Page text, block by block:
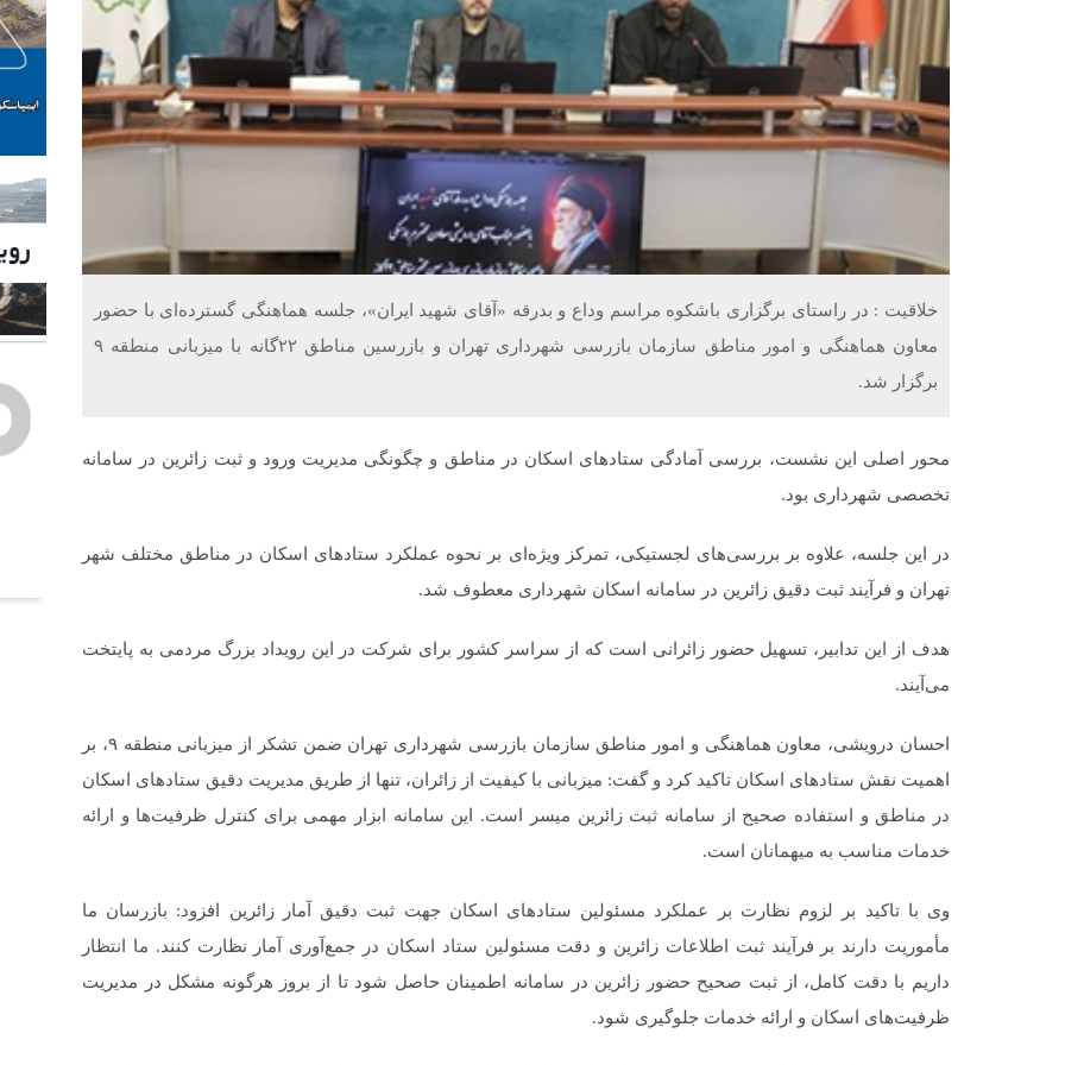
خلاقیت : در راستای برگزاری باشکوه مراسم وداع و بدرقه «آقای شهید ایران»، جلسه هماهنگی گسترده‌ای با حضور
معاون هماهنگی و امور مناطق سازمان بازرسی شهرداری تهران و بازرسین مناطق ۲۲گانه با میزبانی منطقه ۹
برگزار شد.
محور اصلی این نشست، بررسی آمادگی ستادهای اسکان در مناطق و چگونگی مدیریت ورود و ثبت زائرین در سامانه
تخصصی شهرداری بود.
در این جلسه، علاوه بر بررسی‌های لجستیکی، تمرکز ویژه‌ای بر نحوه عملکرد ستادهای اسکان در مناطق مختلف شهر
تهران و فرآیند ثبت دقیق زائرین در سامانه اسکان شهرداری معطوف شد.
هدف از این تدابیر، تسهیل حضور زائرانی است که از سراسر کشور برای شرکت در این رویداد بزرگ مردمی به پایتخت
می‌آیند.
احسان درویشی، معاون هماهنگی و امور مناطق سازمان بازرسی شهرداری تهران ضمن تشکر از میزبانی منطقه ۹، بر
اهمیت نقش ستادهای اسکان تاکید کرد و گفت: میزبانی با کیفیت از زائران، تنها از طریق مدیریت دقیق ستادهای اسکان
در مناطق و استفاده صحیح از سامانه ثبت زائرین میسر است. این سامانه ابزار مهمی برای کنترل ظرفیت‌ها و ارائه
خدمات مناسب به میهمانان است.
وی با تاکید بر لزوم نظارت بر عملکرد مسئولین ستادهای اسکان جهت ثبت دقیق آمار زائرین افزود: بازرسان ما
مأموریت دارند بر فرآیند ثبت اطلاعات زائرین و دقت مسئولین ستاد اسکان در جمع‌آوری آمار نظارت کنند. ما انتظار
داریم با دقت کامل، از ثبت صحیح حضور زائرین در سامانه اطمینان حاصل شود تا از بروز هرگونه مشکل در مدیریت
ظرفیت‌های اسکان و ارائه خدمات جلوگیری شود.